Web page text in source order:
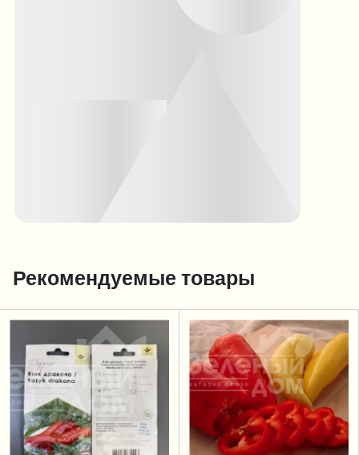
Рекомендуемые товары